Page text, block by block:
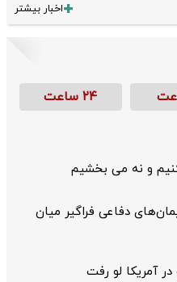
اخبار بیشتر
۲۴ ساعت
و نه می بخشیم
دفاعی فراگیر میان
آمریکا لو رفت